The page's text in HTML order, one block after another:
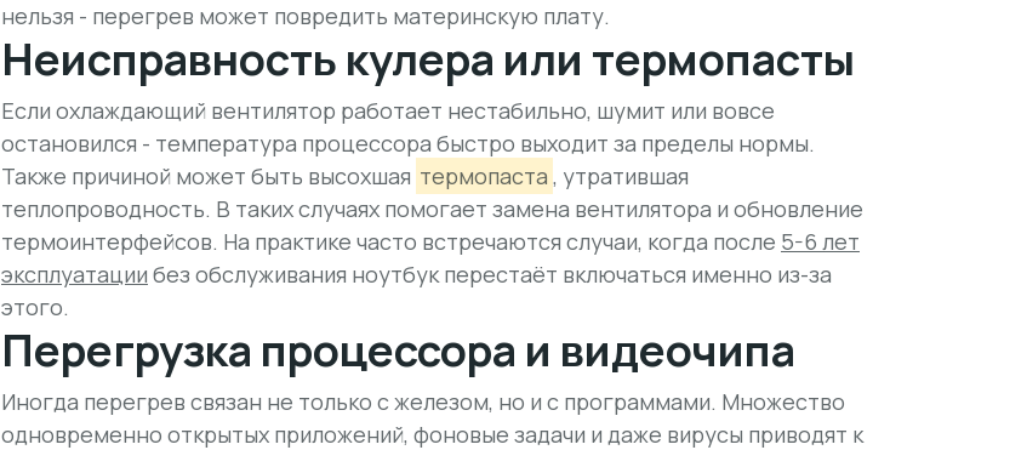
нельзя - перегрев может повредить материнскую плату.
Неисправность кулера или термопасты
Если охлаждающий вентилятор работает нестабильно, шумит или вовсе
остановился - температура процессора быстро выходит за пределы нормы.
Также причиной может быть высохшая термопаста , утратившая
теплопроводность. В таких случаях помогает замена вентилятора и обновление
термоинтерфейсов. На практике часто встречаются случаи, когда после 5-6 лет
эксплуатации без обслуживания ноутбук перестаёт включаться именно из-за
этого.
Перегрузка процессора и видеочипа
Иногда перегрев связан не только с железом, но и с программами. Множество
одновременно открытых приложений, фоновые задачи и даже вирусы приводят к